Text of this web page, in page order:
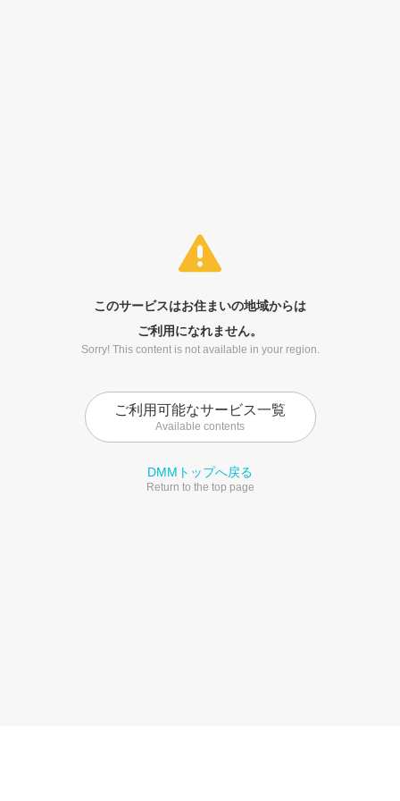
このサービスはお住まいの地域からは
ご利用になれません。
Sorry! This content is not available in your region.
ご利用可能なサービス一覧
Available contents
DMMトップへ戻る
Return to the top page